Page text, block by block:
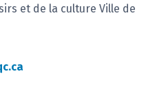
et de la culture Ville de